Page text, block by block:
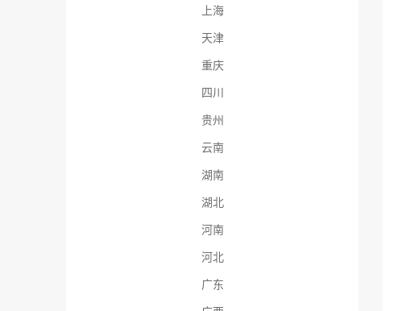
上海
天津
重庆
四川
贵州
云南
湖南
湖北
河南
河北
广东